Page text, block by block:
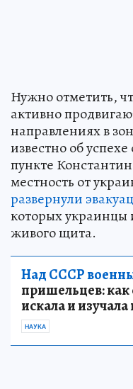
Нужно отметить,
активно
направлениях в
известно об
пункте
местность от
развернули
которых украинцы
живого щита.
Над СССР
пришельцев: как
искала и
НАУКА